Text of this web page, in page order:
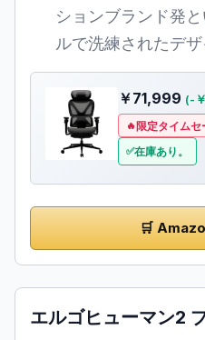
ションブランド発
ルで洗練されたデ
￥71,999 (-
限定タイムセ
在庫あり。
🛒
エルゴヒューマン2